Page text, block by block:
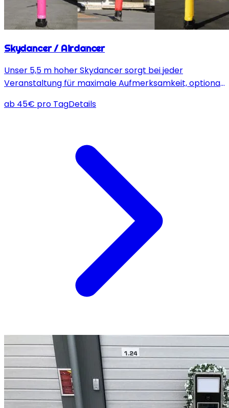
Skydancer / Airdancer
Unser 5,5 m hoher Skydancer sorgt bei jeder
Veranstaltung für maximale Aufmerksamkeit, optional
ab 45€ pro TagDetails